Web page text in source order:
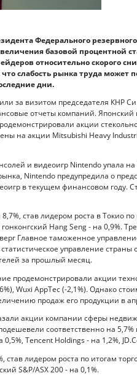
Федерального
базовой процентной
относительно скорого
слабость рынка труда
дни.
за визитом председателя КНР
отчеты компаний. Японский
акции
на акции Mitsubishi Heavy
и видеоигр Nintendo упала
Nintendo предупредила о
в текущем финансовом году.
став лидером роста в Токио
Hang Seng - на 0,9%.
Главное таможенное
управление
за прошлый месяц.
продемонстрировали акции
Wuxi AppTec (-2,1%). Однако
продаж его продукции в
акции компании сферы
соответственно на
Tencent Holdings - на 1,2%,
став лидером роста по итогам
S&P/ASX 200 - на 0,1%.